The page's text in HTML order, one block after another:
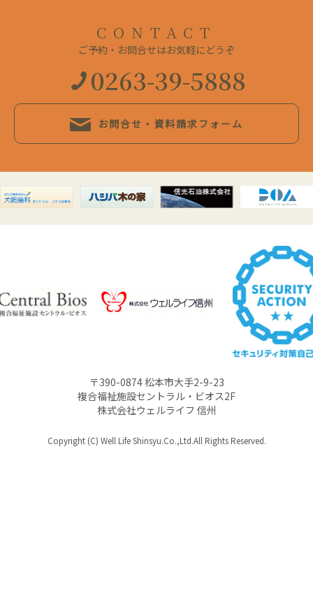
CONTACT
ご予約・お問合せはお気軽にどうぞ
0263-39-5888
お問合せ・資料請求フォーム
〒390-0874 松本市大手2-9-23
複合福祉施設セントラル・ビオス2F
株式会社ウェルライフ 信州
Copyright (C) Well Life Shinsyu.Co.,Ltd.All Rights Reserved.